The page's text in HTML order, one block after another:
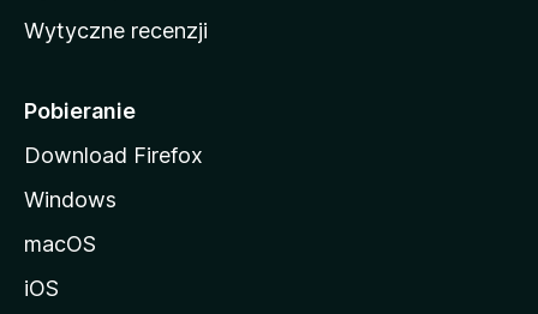
l
i
Wytyczne recenzji
Pobieranie
Download Firefox
Windows
macOS
iOS